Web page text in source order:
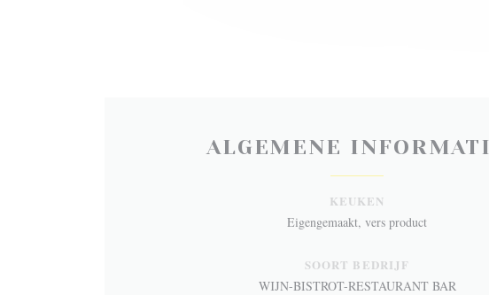
ALGEMENE
KEUKEN
Eigengemaakt, vers product
SOORT BEDRIJF
WIJN-BISTROT-RESTAURANT BAR